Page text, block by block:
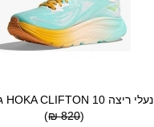
נעלי ריצה HOKA CLIFTON 10 גברים
(
820 ₪
)